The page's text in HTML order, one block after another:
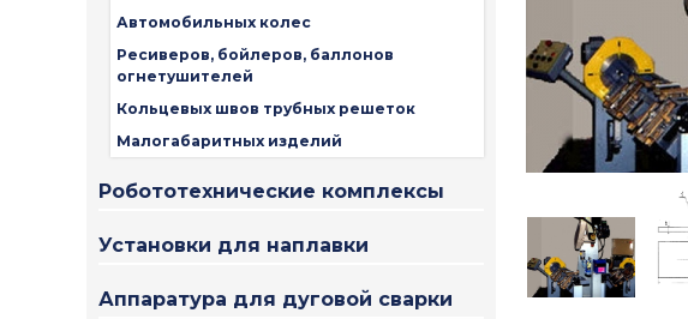
Автомобильных колес
Ресиверов, бойлеров, баллонов
огнетушителей
Кольцевых швов трубных решеток
Малогабаритных изделий
Робототехнические комплексы
Установки для наплавки
Аппаратура для дуговой сварки